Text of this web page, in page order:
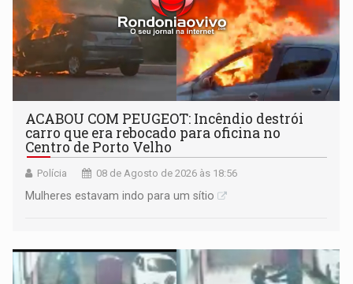
ACABOU COM PEUGEOT: Incêndio destrói
carro que era rebocado para oficina no
Centro de Porto Velho
Polícia 08 de Agosto de 2026 às 18:56
Mulheres estavam indo para um sítio